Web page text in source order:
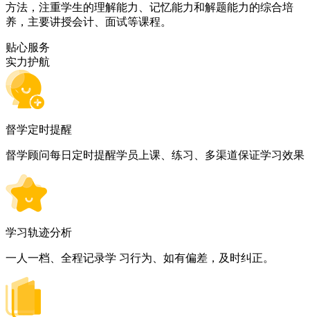
方法，注重学生的理解能力、记忆能力和解题能力的综合培
养，主要讲授会计、面试等课程。
贴心服务
实力护航
督学定时提醒
督学顾问每日定时提醒学员上课、练习、多渠道保证学习效果
学习轨迹分析
一人一档、全程记录学 习行为、如有偏差，及时纠正。